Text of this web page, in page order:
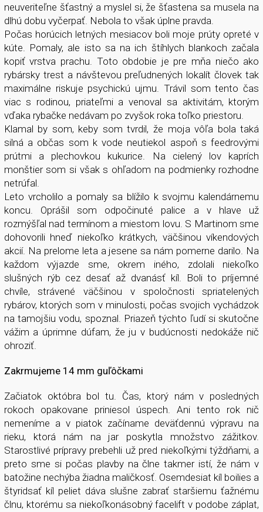
neuveriteľne šťastný a myslel si, že šťastena sa musela na
dlhú dobu vyčerpať. Nebola to však úplne pravda.
Počas horúcich letných mesiacov boli moje prúty opreté v
kúte. Pomaly, ale isto sa na ich štíhlych blankoch začala
kopiť vrstva prachu. Toto obdobie je pre mňa niečo ako
rybársky trest a návštevou preľudnených lokalít človek tak
maximálne riskuje psychickú ujmu. Trávil som tento čas
viac s rodinou, priateľmi a venoval sa aktivitám, ktorým
vďaka rybačke nedávam po zvyšok roka toľko priestoru.
Klamal by som, keby som tvrdil, že moja vôľa bola taká
silná a občas som k vode neutiekol aspoň s feedrovými
prútmi a plechovkou kukurice. Na cielený lov kaprích
monštier som si však s ohľadom na podmienky rozhodne
netrúfal.
Leto vrcholilo a pomaly sa blížilo k svojmu kalendárnemu
koncu. Oprášil som odpočinuté palice a v hlave už
rozmýšľal nad termínom a miestom lovu. S Martinom sme
dohovorili hneď niekoľko krátkych, väčšinou víkendových
akcií. Na prelome leta a jesene sa nám pomerne darilo. Na
každom výjazde sme, okrem iného, zdolali niekoľko
slušných rýb cez desať až dvanásť kíl. Boli to príjemné
chvíle, strávené väčšinou v spoločnosti spriatelených
rybárov, ktorých som v minulosti, počas svojich vychádzok
na tamojšiu vodu, spoznal. Priazeň týchto ľudí si skutočne
vážim a úprimne dúfam, že ju v budúcnosti nedokáže nič
ohroziť.
Zakrmujeme 14 mm guľôčkami
Začiatok októbra bol tu. Čas, ktorý nám v posledných
rokoch opakovane priniesol úspech. Ani tento rok nič
nemeníme a v piatok začíname deväťdennú výpravu na
rieku, ktorá nám na jar poskytla množstvo zážitkov.
Starostlivé prípravy prebehli už pred niekoľkými týždňami, a
preto sme si počas plavby na člne takmer istí, že nám v
batožine nechýba žiadna maličkosť. Osemdesiat kíl boilies a
štyridsať kíl peliet dáva slušne zabrať staršiemu ťažnému
člnu, ktorému sa niekoľkonásobný facelift v podobe záplat,